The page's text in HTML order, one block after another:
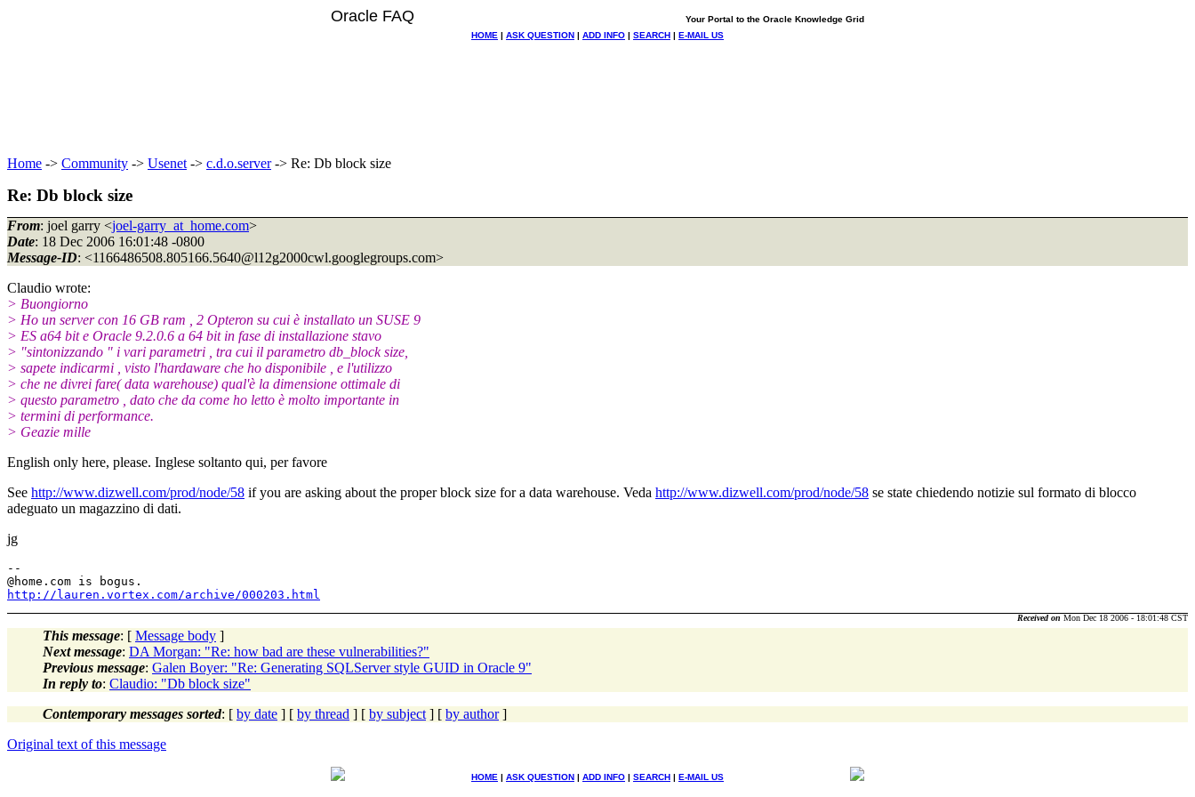
Oracle FAQ
Your Portal to the Oracle Knowledge Grid
HOME | ASK QUESTION | ADD INFO | SEARCH | E-MAIL US
Home -> Community -> Usenet -> c.d.o.server-> Re: Db block size
Re: Db block size
From: joel garry <joel-garry_at_home.com>
Date: 18 Dec 2006 16:01:48 -0800
Message-ID: <1166486508.805166.5640@l12g2000cwl.googlegroups.com>
Claudio wrote:
> Buongiorno
> Ho un server con 16 GB ram , 2 Opteron su cui è installato un SUSE 9
> ES a64 bit e Oracle 9.2.0.6 a 64 bit in fase di installazione stavo
> "sintonizzando " i vari parametri , tra cui il parametro db_block size,
> sapete indicarmi , visto l'hardaware che ho disponibile , e l'utilizzo
> che ne divrei fare( data warehouse) qual'è la dimensione ottimale di
> questo parametro , dato che da come ho letto è molto importante in
> termini di performance.
> Geazie mille
English only here, please. Inglese soltanto qui, per favore
See http://www.dizwell.com/prod/node/58 if you are asking about the proper block size for a data warehouse. Veda http://www.dizwell.com/prod/node/58 se state chiedendo notizie sul formato di blocco
adeguato un magazzino di dati.
jg
--
@home.
http://lauren.vortex.com/archive/000203.html
Received on Mon Dec 18 2006 - 18:01:48 CST
This message: [ Message body ]
Next message: DA Morgan: "Re: how bad are these vulnerabilities?"
Previous message: Galen Boyer: "Re: Generating SQLServer style GUID in Oracle 9"
In reply to: Claudio: "Db block size"
Contemporary messages sorted: [ by date ] [ by thread ] [ by subject ] [ by author]
Original text of this message
HOME | ASK QUESTION | ADD INFO | SEARCH | E-MAIL US